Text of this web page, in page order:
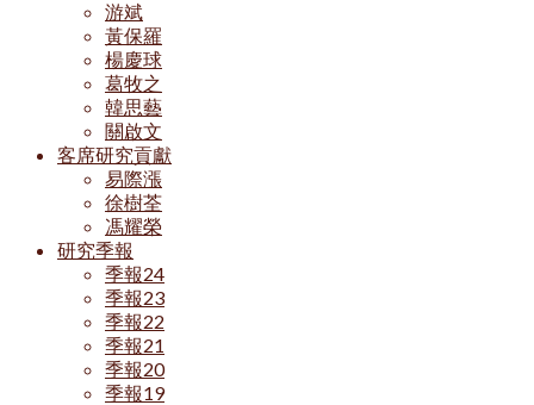
游斌
黃保羅
楊慶球
葛牧之
韓思藝
關啟文
客席研究貢獻
易際漲
徐樹荃
馮耀榮
研究季報
季報24
季報23
季報22
季報21
季報20
季報19